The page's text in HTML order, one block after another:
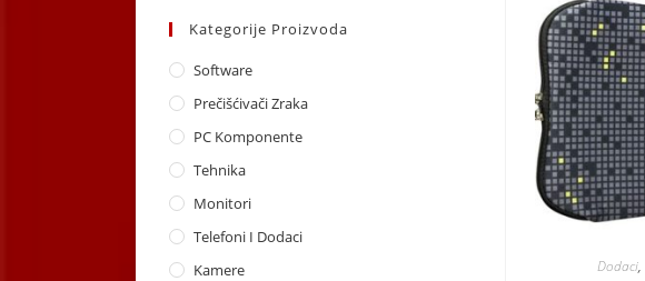
Kategorije Proizvoda
Software
Prečišćivači Zraka
PC Komponente
Tehnika
Monitori
Telefoni I Dodaci
Kamere
Dodaci,